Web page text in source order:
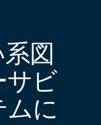
図
サビ
ムに